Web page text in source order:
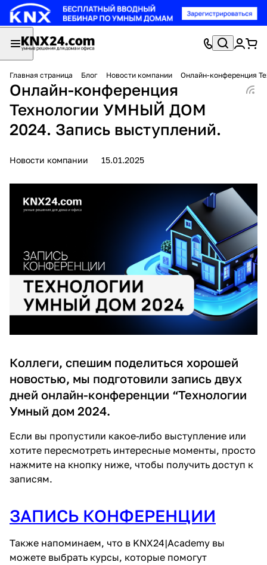
Главная страница Блог Новости компании Онлайн-конференция
Онлайн-конференция
Технологии УМНЫЙ ДОМ
2024. Запись выступлений.
Новости компании 15.01.2025
Коллеги, спешим поделиться хорошей
новостью, мы подготовили запись двух
дней онлайн-конференции “Технологии
Умный дом 2024.
Если вы пропустили какое-либо выступление или
хотите пересмотреть интересные моменты, просто
нажмите на кнопку ниже, чтобы получить доступ к
записям.
ЗАПИСЬ КОНФЕРЕНЦИИ
Также напоминаем, что в KNX24|Academy вы
можете выбрать курсы, которые помогут